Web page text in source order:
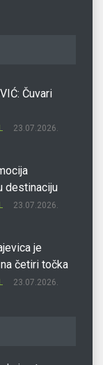
Čuvari
23.07.2026.
destinaciju
23.07.2026.
je
četiri točka
23.07.2026.